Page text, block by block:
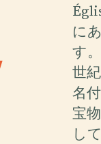
に
す
世
名
宝
し